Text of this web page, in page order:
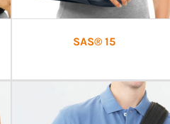
SAS® 15